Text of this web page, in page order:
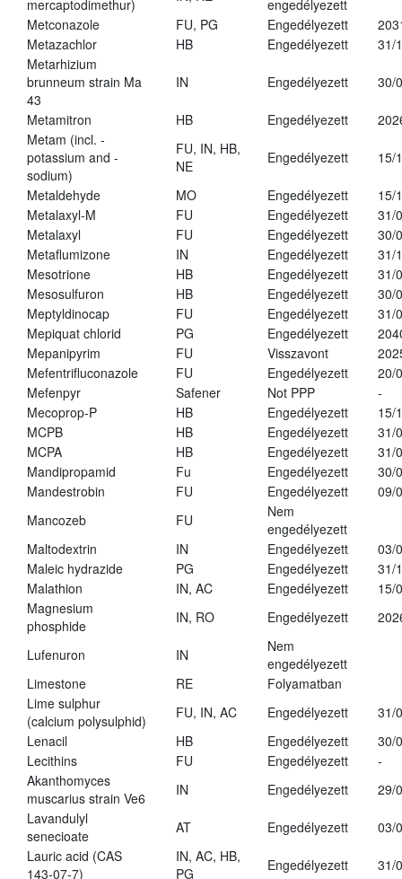
mercaptodimethur)
engedélyezett
Metconazole
FU, PG Engedélyezett
Metazachlor
HB Engedélyezett
31/
Metarhizium
brunneum strain Ma
43
IN Engedélyezett 30/
Metamitron HB Engedélyezett
Metam (incl. -
potassium and -
sodium)
FU, IN, HB,
NE
Engedélyezett 15/
Metaldehyde MO Engedélyezett
15/
Metalaxyl-M
FU Engedélyezett
31/
Metalaxyl
FU Engedélyezett
30/
Metaflumizone
IN Engedélyezett
31/
Mesotrione
HB Engedélyezett
31/
Mesosulfuron
HB Engedélyezett
30/
Meptyldinocap
FU Engedélyezett
31/
Mepiquat chlorid
PG Engedélyezett
Mepanipyrim
FU Visszavont
Mefentrifluconazole
FU Engedélyezett
20/
Mefenpyr
Safener Not PPP
-
Mecoprop-P
HB Engedélyezett
15/
MCPB
HB Engedélyezett
31/
MCPA
HB Engedélyezett
31/
Mandipropamid
Fu Engedélyezett
30/
Mandestrobin
FU Engedélyezett
09/
Mancozeb
FU
Nem
engedélyezett
Maltodextrin
IN Engedélyezett
03/
Maleic hydrazide
PG Engedélyezett
31/
Malathion
IN, AC Engedélyezett
15/
Magnesium
phosphide
IN, RO Engedélyezett
Lufenuron IN
Nem
engedélyezett
Limestone
RE
Folyamatban
Lime sulphur
(calcium polysulphid)
FU, IN, AC Engedélyezett
31/
Lenacil
HB Engedélyezett
30/
Lecithins
FU Engedélyezett
-
Akanthomyces
muscarius strain Ve6
IN Engedélyezett
29/
Lavandulyl
senecioate
AT Engedélyezett
03/
Lauric acid (CAS
143-07-7)
IN, AC, HB,
PG
Engedélyezett 31/